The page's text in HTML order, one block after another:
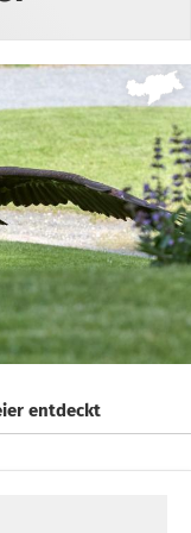
entdeckt